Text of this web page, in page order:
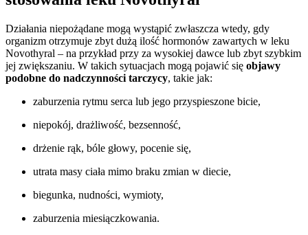
Działania niepożądane mogą wystąpić zwłaszcza wtedy, gdy
organizm otrzymuje zbyt dużą ilość hormonów zawartych w leku
Novothyral – na przykład przy za wysokiej dawce lub zbyt szybkim
jej zwiększaniu. W takich sytuacjach mogą pojawić się objawy
podobne do nadczynności tarczycy, takie jak:
zaburzenia rytmu serca lub jego przyspieszone bicie,
niepokój, drażliwość, bezsenność,
drżenie rąk, bóle głowy, pocenie się,
utrata masy ciała mimo braku zmian w diecie,
biegunka, nudności, wymioty,
zaburzenia miesiączkowania.